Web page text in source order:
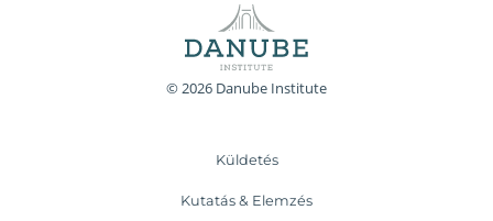
© 2026 Danube Institute
Küldetés
Kutatás & Elemzés